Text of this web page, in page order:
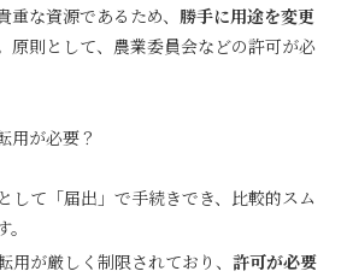
な資源であるため、 勝手に用途を変更
原則として、農業委員会などの許可が必
用が必要？
して「届出」で手続きでき、比較的スム
用が厳しく制限されており、 許可が必要